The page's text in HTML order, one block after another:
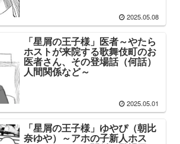
2025.05.08
「星屑の王子様」医者～やたら
ホストが来院する歌舞伎町のお
医者さん、その登場話（何話）
人間関係など～
2025.05.01
「星屑の王子様」ゆやぴ（朝比
奈ゆや）～アホの子新人ホス